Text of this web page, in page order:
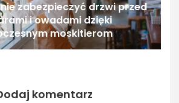
zabezpieczyć drzwi przed
i owadami dzięki
moskitierom
komentarz